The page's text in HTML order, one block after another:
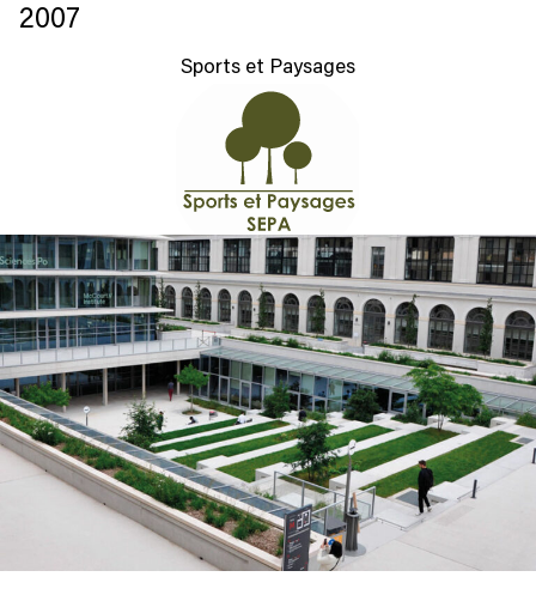
2007
Sports et Paysages